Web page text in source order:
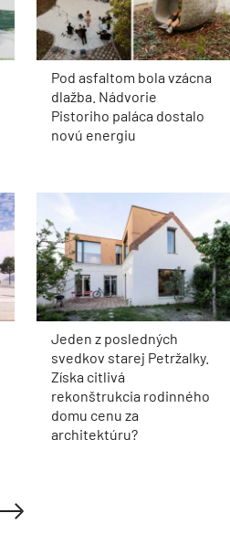
Pod asfaltom bola vzácna
dlažba. Nádvorie
Pistoriho paláca dostalo
novú energiu
Jeden z posledných
svedkov starej Petržalky.
Získa citlivá
rekonštrukcia rodinného
domu cenu za
architektúru?